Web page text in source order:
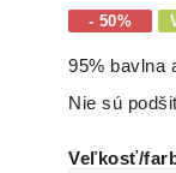
- 50%
95% bavlna
Nie sú
Veľkosť/